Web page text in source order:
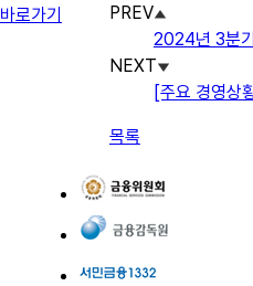
바로가기
PREV
2024년 3분
NEXT
[주요 경영상
목록